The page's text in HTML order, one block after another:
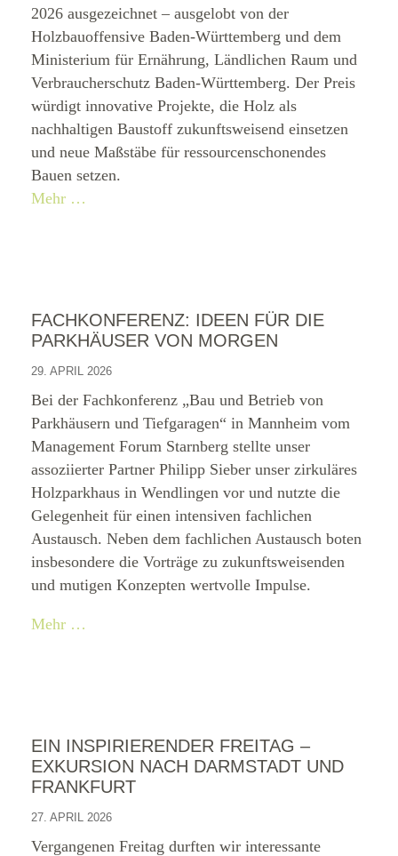
2026 ausgezeichnet – ausgelobt von der
Holzbauoffensive Baden-Württemberg und dem
Ministerium für Ernährung, Ländlichen Raum und
Verbraucherschutz Baden-Württemberg. Der Preis
würdigt innovative Projekte, die Holz als
nachhaltigen Baustoff zukunftsweisend einsetzen
und neue Maßstäbe für ressourcenschonendes
Bauen setzen.
Mehr …
FACHKONFERENZ: IDEEN FÜR DIE
PARKHÄUSER VON MORGEN
29. APRIL 2026
Bei der Fachkonferenz „Bau und Betrieb von
Parkhäusern und Tiefgaragen“ in Mannheim vom
Management Forum Starnberg stellte unser
assoziierter Partner Philipp Sieber unser zirkuläres
Holzparkhaus in Wendlingen vor und nutzte die
Gelegenheit für einen intensiven fachlichen
Austausch. Neben dem fachlichen Austausch boten
insbesondere die Vorträge zu zukunftsweisenden
und mutigen Konzepten wertvolle Impulse.
Mehr …
EIN INSPIRIERENDER FREITAG –
EXKURSION NACH DARMSTADT UND
FRANKFURT
27. APRIL 2026
Vergangenen Freitag durften wir interessante